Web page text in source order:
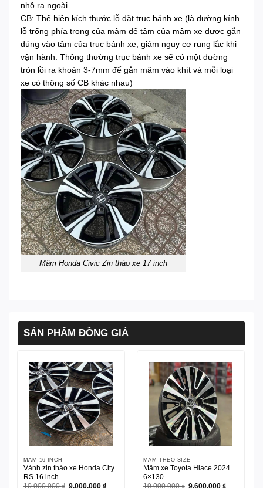
nhô ra ngoài
CB: Thể hiện kích thước lỗ đặt trục bánh xe (là đường kính
lỗ trống phía trong của mâm để tâm của mâm xe được gắn
đúng vào tâm của trục bánh xe, giảm nguy cơ rung lắc khi
vận hành. Thông thường trục bánh xe sẽ có một đường
tròn lồi ra khoản 3-7mm để gắn mâm vào khít và mỗi loại
xe có thông số CB khác nhau)
Mâm Honda Civic Zin tháo xe 17 inch
SẢN PHẨM ĐỒNG GIÁ
MÂM 16 INCH
Vành zin tháo xe Honda City
RS 16 inch
10.000.000₫ Giá
9.000.000₫Giá
MÂM THEO SIZE
Mâm xe Toyota Hiace 2024
6×130
10.000.000₫ Giá
9.600.000₫Giá